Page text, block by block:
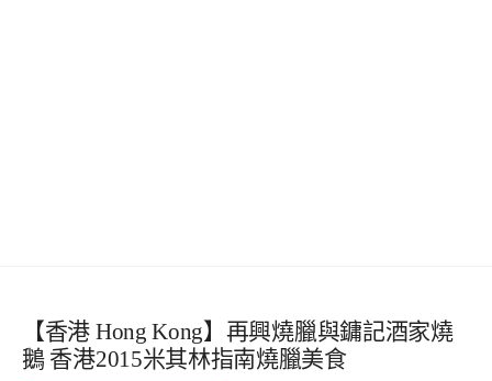
【香港 Hong Kong】再興燒臘與鏞記酒家燒
鵝 香港2015米其林指南燒臘美食